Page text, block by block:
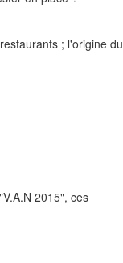
; l'origine du
2015", ces